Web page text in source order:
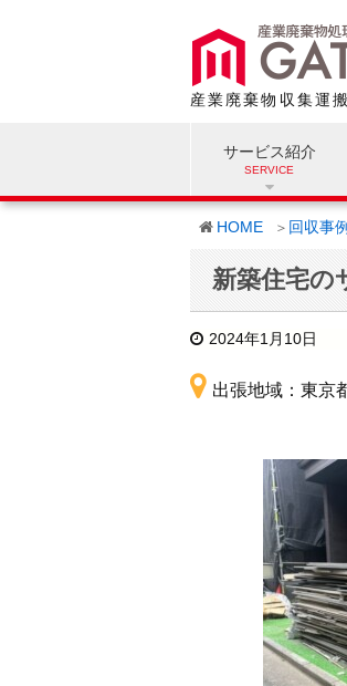
産業廃棄物収集運
サービス紹介
HOME 回収事例
新築住宅の
2024年1月10日
出張地域：東京